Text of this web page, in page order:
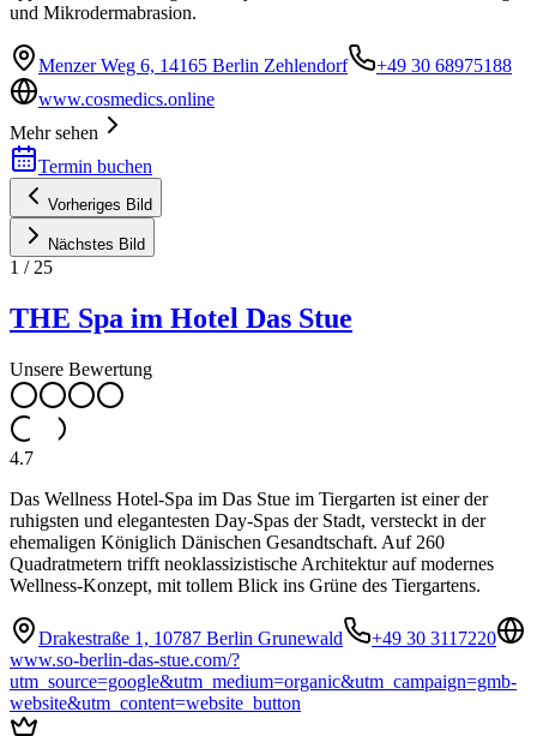
und Mikrodermabrasion.
Menzer Weg 6, 14165 Berlin Zehlendorf
+49 30 68975188
www.cosmedics.online
Mehr sehen
Termin buchen
Vorheriges Bild
Nächstes Bild
1 / 25
THE Spa im Hotel Das Stue
Unsere Bewertung
4.7
Das Wellness Hotel-Spa im Das Stue im Tiergarten ist einer der
ruhigsten und elegantesten Day-Spas der Stadt, versteckt in der
ehemaligen Königlich Dänischen Gesandtschaft. Auf 260
Quadratmetern trifft neoklassizistische Architektur auf modernes
Wellness-Konzept, mit tollem Blick ins Grüne des Tiergartens.
Drakestraße 1, 10787 Berlin Grunewald
+49 30 3117220
www.so-berlin-das-stue.com/?
utm_source=google&utm_medium=organic&utm_campaign=gmb-
website&utm_content=website_button